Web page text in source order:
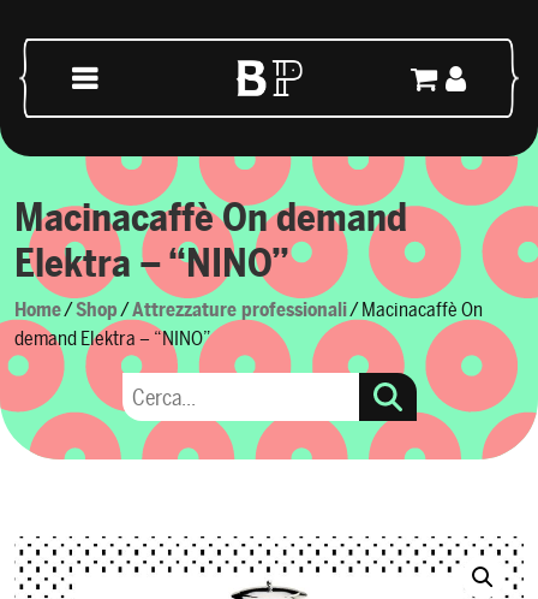
Main Navigation
Macinacaffè On demand
Elektra – “NINO”
Home/Shop/Attrezzature professionali/ Macinacaffè On
demand Elektra – “NINO”